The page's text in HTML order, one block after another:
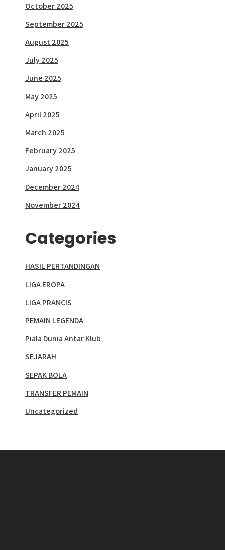
October 2025
September 2025
August 2025
July 2025
June 2025
May 2025
April 2025
March 2025
February 2025
January 2025
December 2024
November 2024
Categories
HASIL PERTANDINGAN
LIGA EROPA
LIGA PRANCIS
PEMAIN LEGENDA
Piala Dunia Antar Klub
SEJARAH
SEPAK BOLA
TRANSFER PEMAIN
Uncategorized